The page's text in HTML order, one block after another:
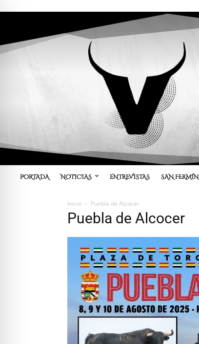
PORTADA NOTICIAS ENTREVISTAS SAN FERMÍN
Inicio Puebla de Alcocer
Puebla de Alcocer